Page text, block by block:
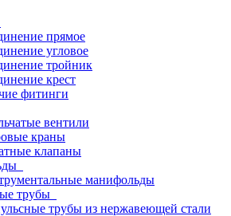
прямое
угловое
тройник
крест
фитинги
вентили
краны
клапаны
манифольды
трубы
трубы из нержавеющей стали